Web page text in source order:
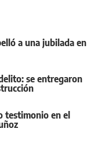
a una jubilada en
se entregaron
testimonio en el